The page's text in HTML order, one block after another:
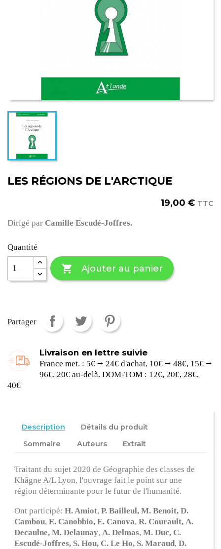
LES RÉGIONS DE L'ARCTIQUE
19,00 € TTC
Dirigé par Camille Escudé-Joffres.
Quantité
 Ajouter au panier
Partager
Livraison en lettre suivie
France met. : 5€ ⭢ 24€ d'achat, 10€ ⭢ 48€, 15€ ⭢
96€, 20€ au-delà. DOM-TOM : 12€, 20€, 28€,
40€
Description
Détails du produit
Sommaire
Auteurs Extrait
Traitant du sujet 2020 de Géographie des classes de
Khâgne A/L Lyon, l'ouvrage fait le point sur une
région déterminante pour le futur de l'humanité.
Ont participé:H. Amiot,P. Bailleul, M. Benoit, D.
Cambou,E. Canobbio,E. Canova,R. Courault, A.
Decaulne, M. Delaunay,A. Delmas,M. Duc, C.
Escudé-Joffres, S. Hou, C. Le Ho, S. Maraud,D.